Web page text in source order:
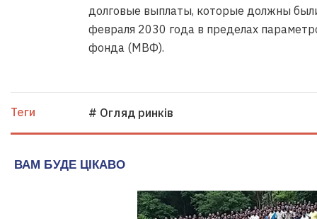
долговые выплаты, которые должны
февраля 2030 года в пределах
фонда (МВФ).
Теги # Огляд ринків